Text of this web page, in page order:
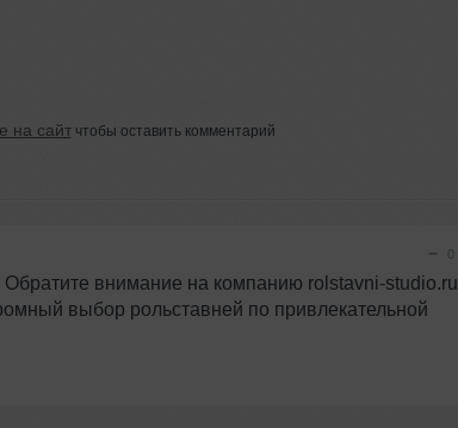
на сайтчтобы оставить комментарий
− 0
Обратите внимание на компанию rolstavni-studio.ru
выбор рольставней по привлекательной